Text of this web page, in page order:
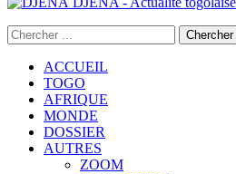
ACCUEIL
TOGO
AFRIQUE
MONDE
DOSSIER
AUTRES
ZOOM